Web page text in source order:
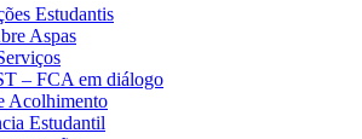
Estudantis
Aspas
– FCA em diálogo
Acolhimento
Estudantil